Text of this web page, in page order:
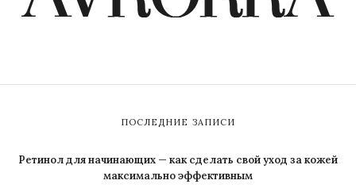
ПОСЛЕДНИЕ ЗАПИСИ
Ретинол для начинающих — как сделать свой уход за кожей
максимально эффективным